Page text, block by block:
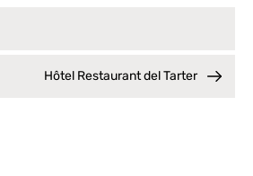
Hôtel Restaurant del Tarter